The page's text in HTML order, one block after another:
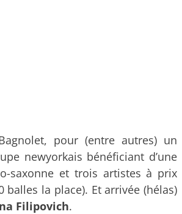
pour (entre autres) un
newyorkais bénéficiant d’une
saxonne et trois artistes à prix
balles la place). Et arrivée (hélas)
Filipovich.